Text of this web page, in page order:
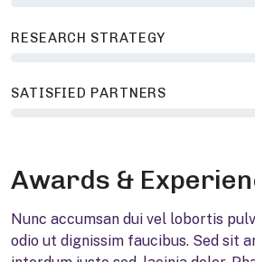
RESEARCH STRATEGY
SATISFIED PARTNERS
Awards &
Nunc accumsan dui vel lobortis
odio ut dignissim faucibus. Sed sit